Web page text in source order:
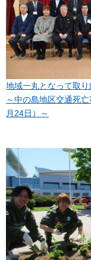
地域一丸となって取
～中の島地区交通死
月24日）～